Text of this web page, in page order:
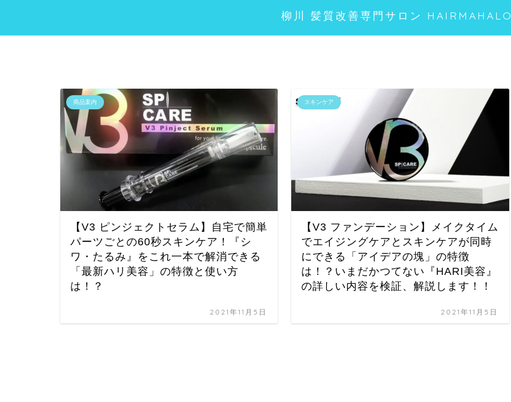
柳川 髪質改善専門サロン HAIRMAHALO
商品案内
【V3 ピンジェクトセラム】自宅で簡単
パーツごとの60秒スキンケア！『シ
ワ・たるみ』をこれ一本で解消できる
「最新ハリ美容」の特徴と使い方
は！？
2021年11月5日
スキンケア
【V3 ファンデーション】メイクタイム
でエイジングケアとスキンケアが同時
にできる「アイデアの塊」の特徴
は！？いまだかつてない『HARI美容』
の詳しい内容を検証、解説します！！
2021年11月5日